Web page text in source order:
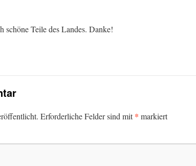
schöne Teile des Landes. Danke!
Erforderliche Felder sind mit* markiert